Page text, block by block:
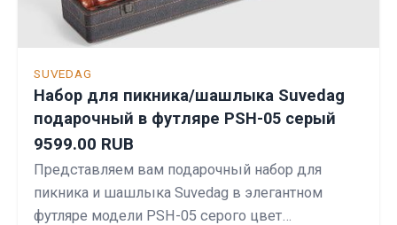
SUVEDAG
Набор для пикника/шашлыка Suvedag
подарочный в футляре PSH-05 серый
9599.00 RUB
Представляем вам подарочный набор для
пикника и шашлыка Suvedag в элегантном
футляре модели PSH-05 серого цвет…